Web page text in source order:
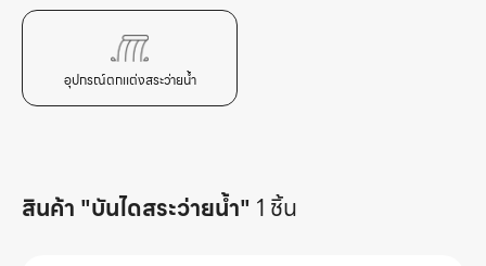
อุปกรณ์ตกเเต่งสระว่ายน้ำ
สินค้า "บันไดสระว่ายน้ำ" 1 ชิ้น